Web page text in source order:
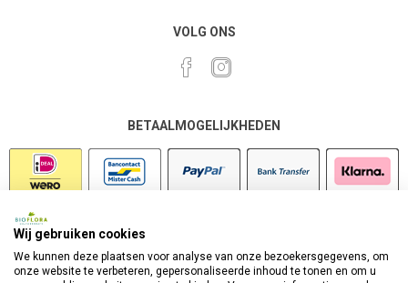
VOLG ONS
BETAALMOGELIJKHEDEN
Wij gebruiken cookies
We kunnen deze plaatsen voor analyse van onze bezoekersgegevens, om
onze website te verbeteren, gepersonaliseerde inhoud te tonen en om u